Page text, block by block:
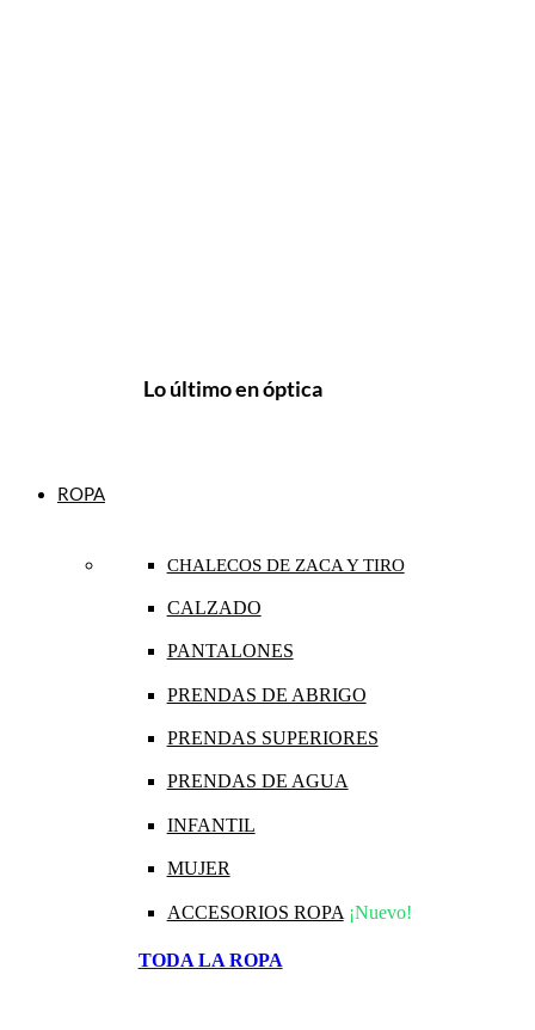
Lo último en óptica
ROPA
CHALECOS DE ZACA Y TIRO
CALZADO
PANTALONES
PRENDAS DE ABRIGO
PRENDAS SUPERIORES
PRENDAS DE AGUA
INFANTIL
MUJER
ACCESORIOS ROPA ¡Nuevo!
TODA LA ROPA